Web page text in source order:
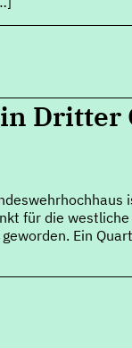
Dritter
für die westliche
Ein